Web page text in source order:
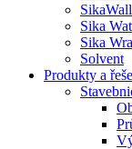
SikaWall
Sika
Sika
Solvent
Produkty a